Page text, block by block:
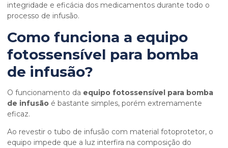
integridade e eficácia dos medicamentos durante todo o
processo de infusão.
Como funciona a equipo
fotossensível para bomba
de infusão?
O funcionamento da equipo fotossensível para bomba
de infusão é bastante simples, porém extremamente
eficaz.
Ao revestir o tubo de infusão com material fotoprotetor, o
equipo impede que a luz interfira na composição do